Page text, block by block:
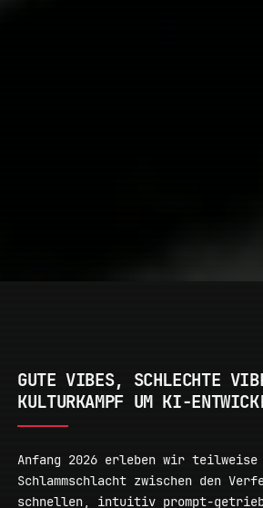
GUTE VIBES, SCHLECHTE
KULTURKAMPF UM KI-
Anfang 2026 erleben wir
Schlammschlacht zwischen den
schnellen, intuitiv prompt-